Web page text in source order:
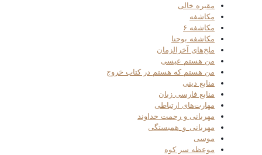
مقبره خالی
مکاشفه
مکاشفه ۶
مکاشفه یوحنا
ملخ‌های آخرالزمان
من هستم عیسی
من هستم که هستم در کتاب خروج
منابع دینی
منابع فارسی زبان
مهارت‌های ارتباطی
مهربانی و رحمت خداوند
مهربانی_و_همبستگی
موسی
موعظه سر کوه